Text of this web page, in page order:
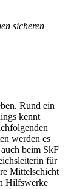
sicheren
Rund ein
kennt
werden es
beim SkF
für
Mittelschicht
Hilfswerke